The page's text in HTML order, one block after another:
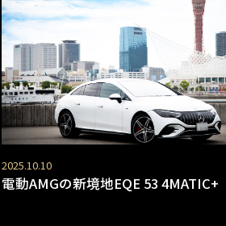
2025.10.10
電動AMGの新境地EQE 53 4MATIC+